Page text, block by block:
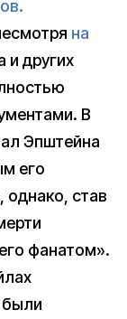
на
и других
В
Эпштейна
его
став
фанатом».
были